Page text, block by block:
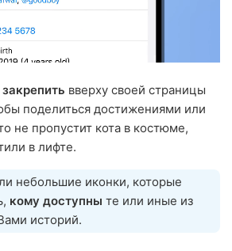
закрепить вверху своей страницы
поделиться достижениями или
не пропустит кота в костюме,
в лифте.
небольшие иконки, которые
кому доступны те или иные из
историй.